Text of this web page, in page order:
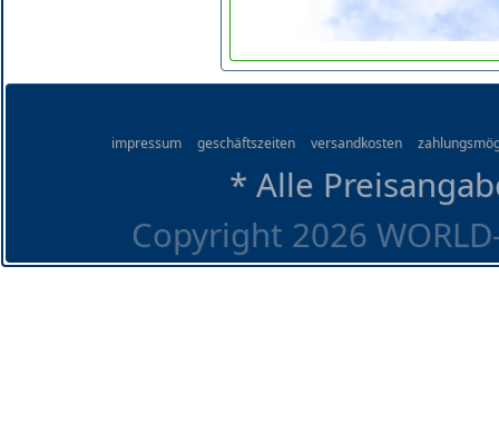
impressum geschäftszeiten versandkosten
* Alle
Copyright 2026